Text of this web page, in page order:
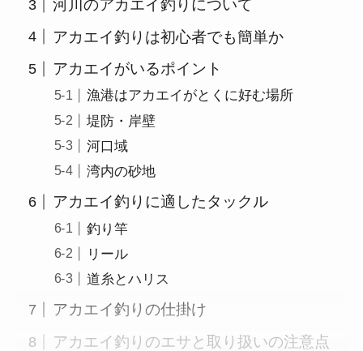
河川のアカエイ釣りについて
アカエイ釣りは初心者でも簡単か
アカエイがいるポイント
漁港はアカエイがとくに好む場所
堤防・岸壁
河口域
湾内の砂地
アカエイ釣りに適したタックル
釣り竿
リール
道糸とハリス
アカエイ釣りの仕掛け
アカエイ釣りのエサと取り扱いの注意点